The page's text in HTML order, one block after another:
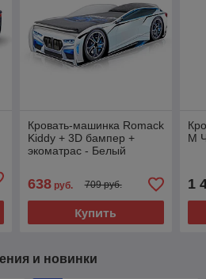
Кровать-машинка Romack
Kiddy + 3D бампер +
экоматрас - Белый
638руб. 709 руб.
Купить
M
1
и новинки